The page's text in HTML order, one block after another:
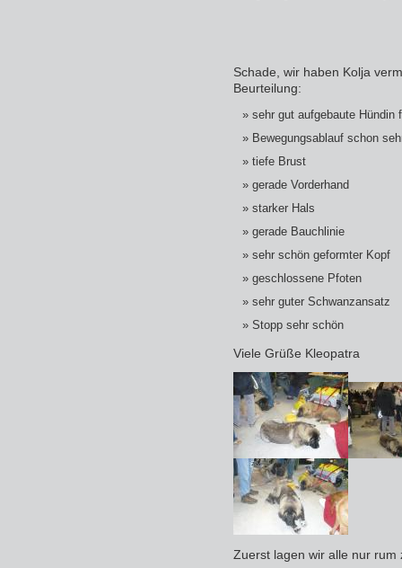
Schade, wir haben Kolja
Beurteilung:
sehr gut aufgebaute Hündin
Bewegungsablauf schon
tiefe Brust
gerade Vorderhand
starker Hals
gerade Bauchlinie
sehr schön geformter Kopf
geschlossene Pfoten
sehr guter Schwanzansatz
Stopp sehr schön
Viele Grüße Kleopatra
Zuerst lagen wir alle nur